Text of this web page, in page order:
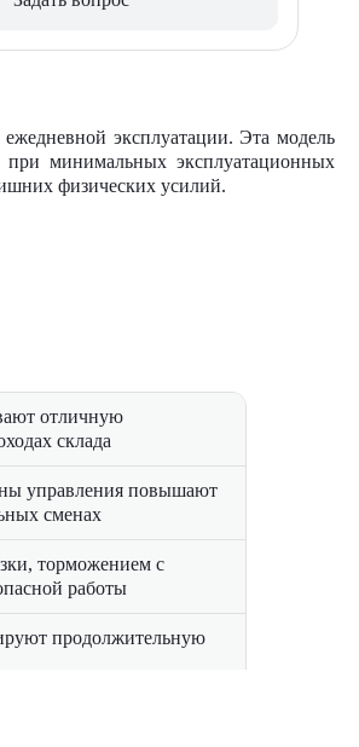
эксплуатации. Эта модель
минимальных эксплуатационных
физических усилий.
отличную
склада
управления повышают
сменах
торможением с
работы
продолжительную